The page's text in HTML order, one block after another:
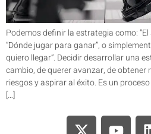
Podemos definir la estrategia como:
“Dónde jugar para ganar”, o
quiero llegar”. Decidir desarrollar una
cambio, de querer avanzar, de
riesgos y aspirar al éxito. Es un
[…]